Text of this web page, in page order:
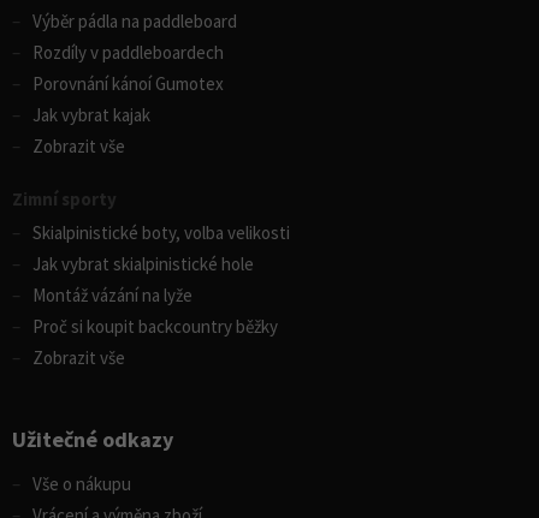
Výběr pádla na paddleboard
Rozdíly v paddleboardech
Porovnání kánoí Gumotex
Jak vybrat kajak
Zobrazit vše
Zimní sporty
Skialpinistické boty, volba velikosti
Jak vybrat skialpinistické hole
Montáž vázání na lyže
Proč si koupit backcountry běžky
Zobrazit vše
Užitečné odkazy
Vše o nákupu